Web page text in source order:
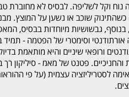
נוח וקל לשליפה. לבסיס לא מחוברת
שוכב או נשען על המוצץ.
גבשושיות מיוחדות בבסיס,
אורתודנטי וסימטרי של הפטמה -
ורופאי שיניים והיא מותאמת
פטנט של מאמ - סיליקון
לסטריליזציה עצמית (על פי